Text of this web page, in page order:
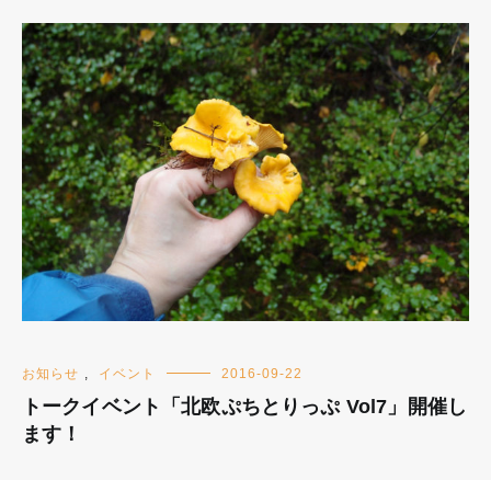
お知らせ イベント 2016-09-22
トークイベント「北欧ぷちとりっぷ Vol7」開催し
ます！